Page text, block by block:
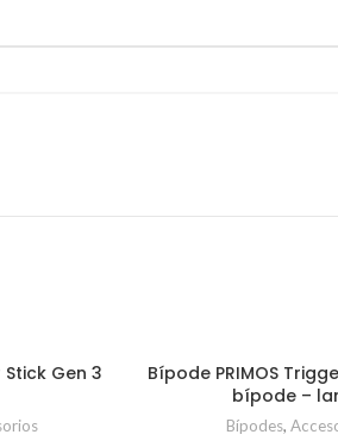
Stick Gen 3
AÑADIR AL
Bípode PRIMOS
bípode –
Bípodes,